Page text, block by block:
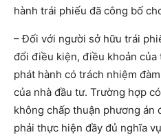
hành trái phiếu đã công bố
– Đối với người sở hữu trái
đổi điều kiện, điều khoản
phát hành có trách nhiệm
của nhà đầu tư. Trường hợp
không chấp thuận phương án
phải thực hiện đầy đủ nghĩa